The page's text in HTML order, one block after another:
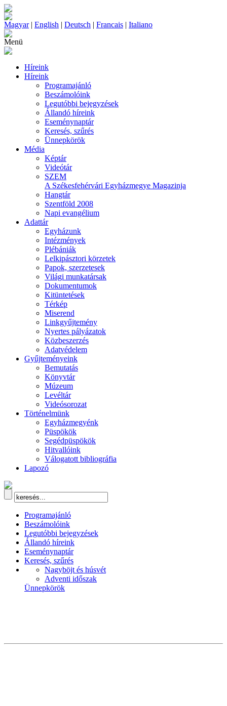
Magyar| English | Deutsch | Francais | Italiano
Menü
Híreink
Híreink
Programajánló
Beszámolóink
Legutóbbi bejegyzések
Állandó híreink
Eseménynaptár
Keresés, szűrés
Ünnepkörök
Média
Képtár
Videótár
SZEM
A Székesfehérvári Egyházmegye Magazinja
Hangtár
Szentföld 2008
Napi evangélium
Adattár
Egyházunk
Intézmények
Plébániák
Lelkipásztori körzetek
Papok, szerzetesek
Világi munkatársak
Dokumentumok
Kitüntetések
Térkép
Miserend
Linkgyűjtemény
Nyertes pályázatok
Közbeszerzés
Adatvédelem
Gyűjteményeink
Bemutatás
Könyvtár
Múzeum
Levéltár
Videósorozat
Történelmünk
Egyházmegyénk
Püspökök
Segédpüspökök
Hitvallóink
Válogatott bibliográfia
Lapozó
Programajánló
Beszámolóink
Legutóbbi bejegyzések
Állandó híreink
Eseménynaptár
Keresés, szűrés
Nagyböjt és húsvét
Adventi időszak
Ünnepkörök